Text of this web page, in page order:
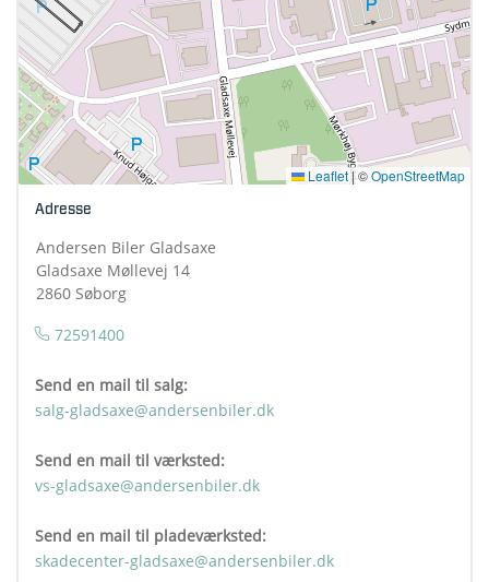
Leaflet|©OpenStreetMap
Adresse
Andersen Biler Gladsaxe
Gladsaxe Møllevej 14
2860 Søborg
72591400
Send en mail til salg:
salg-gladsaxe@andersenbiler.dk
Send en mail til værksted:
vs-gladsaxe@andersenbiler.dk
Send en mail til pladeværksted:
skadecenter-gladsaxe@andersenbiler.dk